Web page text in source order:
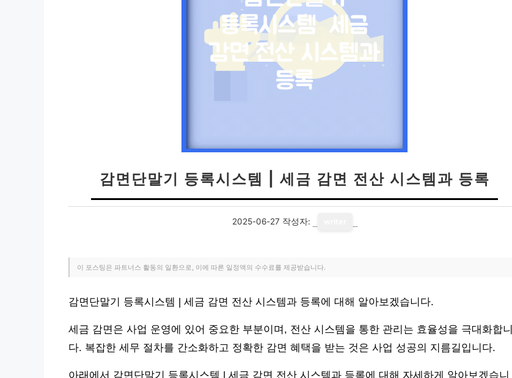
감면단말기 등록시스템 | 세금 감면 전산 시스템과 등록
2025-06-27 작성자:
이 포스팅은 파트너스 활동의 일환으로, 이에 따른 일정액의 수수료를 제공받습니다.
감면단말기 등록시스템 | 세금 감면 전산 시스템과 등록에 대해 알아보겠습니다.
세금 감면은 사업 운영에 있어 중요한 부분이며, 전산 시스템을 통한 관리는 효율성을 극대화합니
다. 복잡한 세무 절차를 간소화하고 정확한 감면 혜택을 받는 것은 사업 성공의 지름길입니다.
아래에서 감면단말기 등록시스템 | 세금 감면 전산 시스템과 등록에 대해 자세하게 알아보겠습니